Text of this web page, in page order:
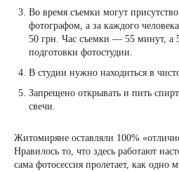
Во время съемки могут
фотографом, а за каждого
50 грн. Час съемки — 55 минут,
подготовки фотостудии.
В студии нужно находиться в
Запрещено открывать и пить
свечи.
Житомиряне оставляли 100%
Нравилось то, что здесь работают
сама фотосессия пролетает, как одно